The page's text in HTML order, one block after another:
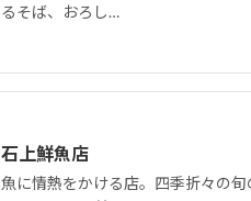
るそば、おろし…
石上鮮魚店
魚に情熱をかける店。四季折々の旬